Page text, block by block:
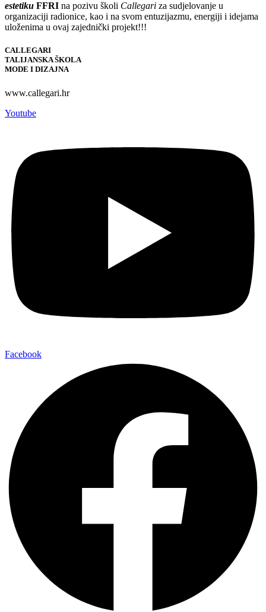
estetiku FFRI na pozivu školi Callegari za sudjelovanje u
organizaciji radionice, kao i na svom entuzijazmu, energiji i idejama
uloženima u ovaj zajednički projekt!!!
CALLEGARI
TALIJANSKA ŠKOLA
MODE I DIZAJNA
www.callegari.hr
Youtube
Facebook